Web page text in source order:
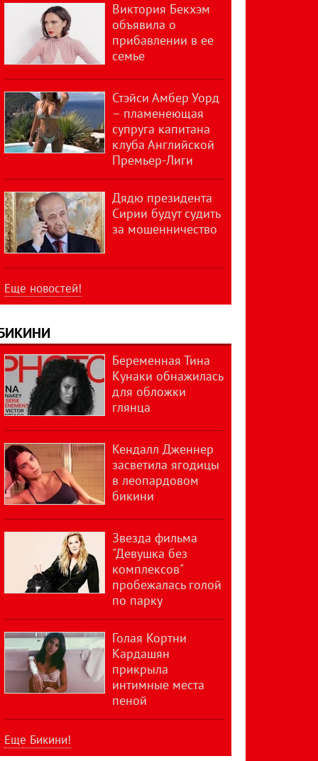
Виктория Бекхэм
объявила о
прибавлении в ее
семье
Стэйси Амбер Уорд
– пламенеющая
супруга капитана
клуба Английской
Премьер-Лиги
Дядю президента
Сирии будут судить
за мошенничество
Еще новостей!
Беременная Тина
Кунаки обнажилась
для обложки
глянца
Кендалл Дженнер
засветила ягодицы
в леопардовом
бикини
Звезда фильма
"Девушка без
комплексов"
пробежалась голой
по парку
Голая Кортни
Кардашян
прикрыла
интимные места
пеной
Еще Бикини!